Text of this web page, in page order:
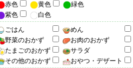
赤色 黄色
緑色
紫色
白色
ごはん
めん
野菜のおかず
お肉のおかず
たまごのおかず
サラダ
その他のおかず
おやつ・デザート